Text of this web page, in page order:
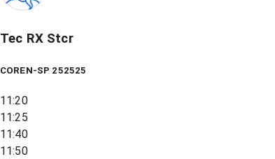
Tec RX Stcr
COREN-SP 252525
11:20
11:25
11:40
11:50